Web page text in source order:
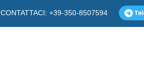
CONTATTACI: +39-350-8507594